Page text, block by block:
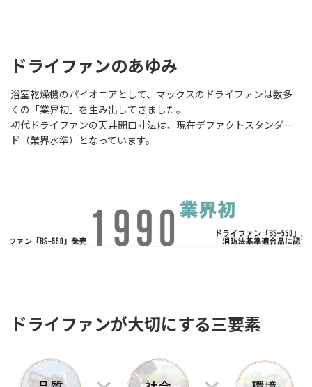
ドライファンのあゆみ
浴室乾燥機のパイオニアとして、マックスのドライファンは数多
くの「業界初」を生み出してきました。
初代ドライファンの天井開口寸法は、現在デファクトスタンダー
ド（業界水準）となっています。
ドライファンが大切にする三要素